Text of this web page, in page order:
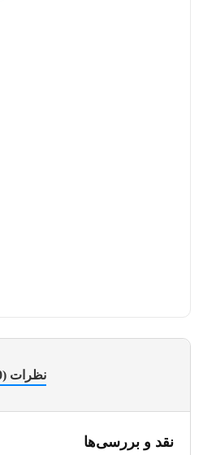
نظرات (0)
نقد و بررسی‌ها